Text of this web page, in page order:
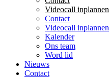
Videocall inplannen
Contact
Videocall inplannen
Kalender
Ons team
Word lid
Nieuws
Contact